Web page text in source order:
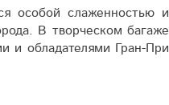
особой слаженностью и
В творческом багаже
и обладателями Гран-При